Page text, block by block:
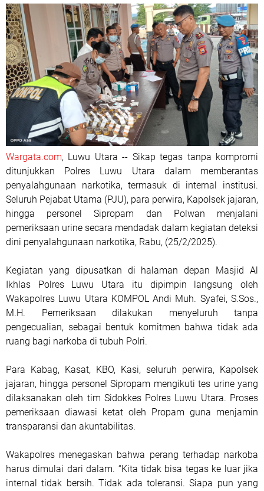
Wargata.com, Luwu Utara -- Sikap tegas tanpa kompromi
ditunjukkan Polres Luwu Utara dalam memberantas
penyalahgunaan narkotika, termasuk di internal institusi.
Seluruh Pejabat Utama (PJU), para perwira, Kapolsek jajaran,
hingga personel Sipropam dan Polwan menjalani
pemeriksaan urine secara mendadak dalam kegiatan deteksi
dini penyalahgunaan narkotika, Rabu, (25/2/2025).
Kegiatan yang dipusatkan di halaman depan Masjid Al
Ikhlas Polres Luwu Utara itu dipimpin langsung oleh
Wakapolres Luwu Utara KOMPOL Andi Muh. Syafei, S.Sos.,
M.H. Pemeriksaan dilakukan menyeluruh tanpa
pengecualian, sebagai bentuk komitmen bahwa tidak ada
ruang bagi narkoba di tubuh Polri.
Para Kabag, Kasat, KBO, Kasi, seluruh perwira, Kapolsek
jajaran, hingga personel Sipropam mengikuti tes urine yang
dilaksanakan oleh tim Sidokkes Polres Luwu Utara. Proses
pemeriksaan diawasi ketat oleh Propam guna menjamin
transparansi dan akuntabilitas.
Wakapolres menegaskan bahwa perang terhadap narkoba
harus dimulai dari dalam. “Kita tidak bisa tegas ke luar jika
internal tidak bersih. Tidak ada toleransi. Siapa pun yang